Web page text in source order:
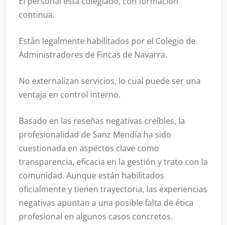
continua.
Están legalmente habilitados por el Colegio de
Administradores de Fincas de Navarra.
No externalizan servicios, lo cual puede ser una
ventaja en control interno.
Basado en las reseñas negativas creíbles, la
profesionalidad de Sanz Mendía ha sido
cuestionada en aspectos clave como
transparencia, eficacia en la gestión y trato con la
comunidad. Aunque están habilitados
oficialmente y tienen trayectoria, las experiencias
negativas apuntan a una posible falta de ética
profesional en algunos casos concretos.